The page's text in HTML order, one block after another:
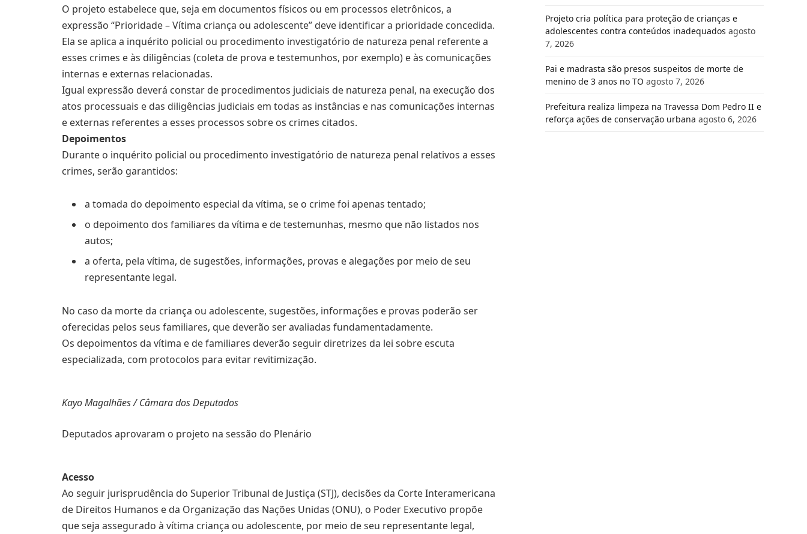
O projeto estabelece que, seja em documentos físicos ou em processos eletrônicos, a
expressão “Prioridade – Vítima criança ou adolescente” deve identificar a prioridade concedida.
Ela se aplica a inquérito policial ou procedimento investigatório de natureza penal referente a
esses crimes e às diligências (coleta de prova e testemunhos, por exemplo) e às comunicações
internas e externas relacionadas.
Igual expressão deverá constar de procedimentos judiciais de natureza penal, na execução dos
atos processuais e das diligências judiciais em todas as instâncias e nas comunicações internas
e externas referentes a esses processos sobre os crimes citados.
Depoimentos
Durante o inquérito policial ou procedimento investigatório de natureza penal relativos a esses
crimes, serão garantidos:
a tomada do depoimento especial da vítima, se o crime foi apenas tentado;
o depoimento dos familiares da vítima e de testemunhas, mesmo que não listados nos
autos;
a oferta, pela vítima, de sugestões, informações, provas e alegações por meio de seu
representante legal.
No caso da morte da criança ou adolescente, sugestões, informações e provas poderão ser
oferecidas pelos seus familiares, que deverão ser avaliadas fundamentadamente.
Os depoimentos da vítima e de familiares deverão seguir diretrizes da lei sobre escuta
especializada, com protocolos para evitar revitimização.
Kayo Magalhães / Câmara dos Deputados
Deputados aprovaram o projeto na sessão do Plenário
Acesso
Ao seguir jurisprudência do Superior Tribunal de Justiça (STJ), decisões da Corte Interamericana
de Direitos Humanos e da Organização das Nações Unidas (ONU), o Poder Executivo propõe
que seja assegurado à vítima criança ou adolescente, por meio de seu representante legal,
Projeto cria política para proteção de crianças e
adolescentes contra conteúdos inadequados agosto
7, 2026
Pai e madrasta são presos suspeitos de morte de
menino de 3 anos no TO agosto 7, 2026
Prefeitura realiza limpeza na Travessa Dom Pedro II e
reforça ações de conservação urbana agosto 6, 2026